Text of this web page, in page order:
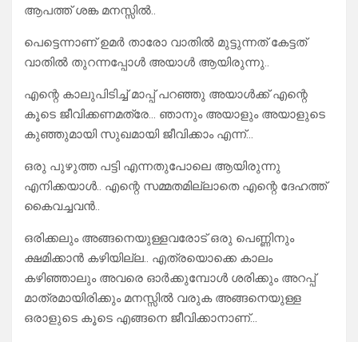
ആപത്ത് ശങ്ക മനസ്സിൽ..
പെട്ടെന്നാണ് ഉമർ താരോ വാതിൽ മുട്ടുന്നത് കേട്ടത്
വാതിൽ തുറന്നപ്പോൾ അയാൾ ആയിരുന്നു..
എന്റെ കാലുപിടിച്ച് മാപ്പ് പറഞ്ഞു അയാൾക്ക് എന്റെ
കൂടെ ജീവിക്കണമത്രേ… ഞാനും അയാളും അയാളുടെ
കുഞ്ഞുമായി സുഖമായി ജീവിക്കാം എന്ന്…
ഒരു പുഴുത്ത പട്ടി എന്നതുപോലെ ആയിരുന്നു
എനിക്കയാൾ.. എന്റെ സമ്മതമില്ലാതെ എന്റെ ദേഹത്ത്
കൈവച്ചവൻ..
ഒരിക്കലും അങ്ങനെയുള്ളവരോട് ഒരു പെണ്ണിനും
ക്ഷമിക്കാൻ കഴിയില്ല.. എത്രയൊക്കെ കാലം
കഴിഞ്ഞാലും അവരെ ഓർക്കുമ്പോൾ ശരിക്കും അറപ്പ്
മാത്രമായിരിക്കും മനസ്സിൽ വരുക അങ്ങനെയുള്ള
ഒരാളുടെ കൂടെ എങ്ങനെ ജീവിക്കാനാണ്…